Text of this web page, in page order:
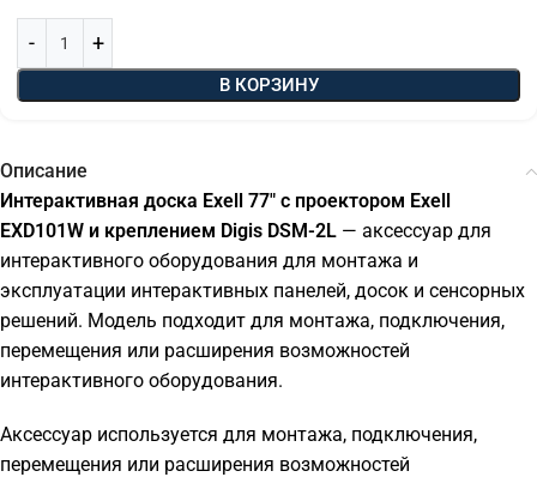
В КОРЗИНУ
Описание
Интерактивная доска Exell 77" с проектором Exell
EXD101W и креплением Digis DSM-2L — аксессуар для
интерактивного оборудования для монтажа и
эксплуатации интерактивных панелей, досок и сенсорных
решений. Модель подходит для монтажа, подключения,
перемещения или расширения возможностей
интерактивного оборудования.
Аксессуар используется для монтажа, подключения,
перемещения или расширения возможностей